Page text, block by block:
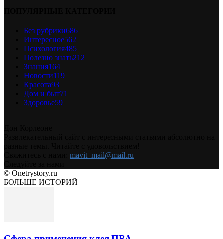
Без рубрики686
Интересное562
Психология485
Полезно знать212
Знания164
Новости119
Красота93
Дом и быт71
Здоровье59
mavit_mail@mail.ru
© Onetrystory.ru
БОЛЬШЕ ИСТОРИЙ